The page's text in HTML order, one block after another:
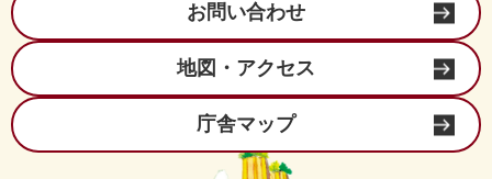
お問い合わせ
地図・アクセス
庁舎マップ